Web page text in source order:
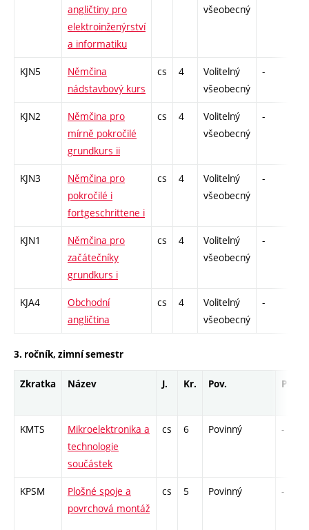
angličtiny pro
elektroinženýrství
a informatiku
všeobecný
KJN5
Němčina
nádstavbový kurs
cs 4
Volitelný
všeobecný
-
KJN2
Němčina pro
mírně pokročilé
grundkurs ii
cs 4
Volitelný
všeobecný
-
KJN3
Němčina pro
pokročilé i
fortgeschrittene i
cs 4
Volitelný
všeobecný
-
KJN1
Němčina pro
začátečníky
grundkurs i
cs 4
Volitelný
všeobecný
-
KJA4
Obchodní
angličtina
cs 4
Volitelný
všeobecný
-
3. ročník, zimní semestr
Zkratka Název J. Kr. Pov. Prof.
KMTS
Mikroelektronika a
technologie
součástek
cs 6 Povinný -
KPSM
Plošné spoje a
povrchová montáž
cs 5 Povinný -